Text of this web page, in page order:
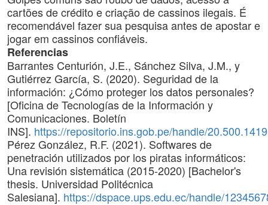
cartões de crédito e criação de cassinos ilegais. É
recomendável fazer sua pesquisa antes de apostar e
jogar em cassinos confiáveis.
Referencias
Barrantes Centurión, J.E., Sánchez Silva, J.M., y
Gutiérrez García, S. (2020). Seguridad de la
información: ¿Cómo proteger los datos personales?
[Oficina de Tecnologías de la Información y
Comunicaciones. Boletín
INS]. https://repositorio.ins.gob.pe/handle/
Pérez González, R.F. (2021). Softwares de
penetración utilizados por los piratas informáticos:
Una revisión sistemática (2015-2020) [Bachelor's
thesis. Universidad Politécnica
Salesiana]. https://dspace.ups.edu.ec/handle/